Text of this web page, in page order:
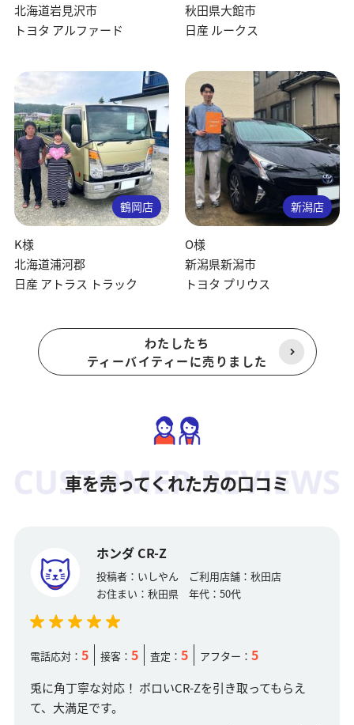
北海道岩見沢市
トヨタ アルファード
秋田県大館市
日産 ルークス
鶴岡店
K様
北海道浦河郡
日産 アトラス トラック
新潟店
O様
新潟県新潟市
トヨタ プリウス
わたしたち
ティーバイティーに売りました
車を売ってくれた方の口コミ
ホンダ CR-Z
投稿者： いしやん ご利用店舗： 秋田店
お住まい： 秋田県 年代： 50代
電話応対： 5 接客： 5 査定： 5 アフター： 5
兎に角丁寧な対応！ ボロいCR-Zを引き取ってもらえ
て、大満足です。